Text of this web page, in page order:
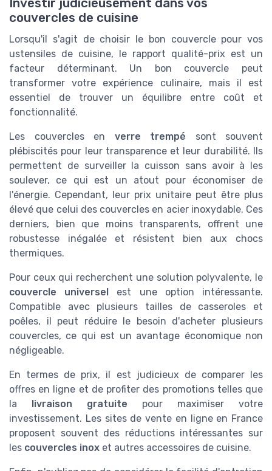
couvercles de cuisine
Lorsqu'il s'agit de choisir le bon couvercle pour vos
ustensiles de cuisine, le rapport qualité-prix est un
facteur déterminant. Un bon couvercle peut
transformer votre expérience culinaire, mais il est
essentiel de trouver un équilibre entre coût et
fonctionnalité.
Les couvercles en verre trempé sont souvent
plébiscités pour leur transparence et leur durabilité. Ils
permettent de surveiller la cuisson sans avoir à les
soulever, ce qui est un atout pour économiser de
l'énergie. Cependant, leur prix unitaire peut être plus
élevé que celui des couvercles en acier inoxydable. Ces
derniers, bien que moins transparents, offrent une
robustesse inégalée et résistent bien aux chocs
thermiques.
Pour ceux qui recherchent une solution polyvalente, le
couvercle universel est une option intéressante.
Compatible avec plusieurs tailles de casseroles et
poêles, il peut réduire le besoin d'acheter plusieurs
couvercles, ce qui est un avantage économique non
négligeable.
En termes de prix, il est judicieux de comparer les
offres en ligne et de profiter des promotions telles que
la livraison gratuite pour maximiser votre
investissement. Les sites de vente en ligne en France
proposent souvent des réductions intéressantes sur
les couvercles inox et autres accessoires de cuisine.